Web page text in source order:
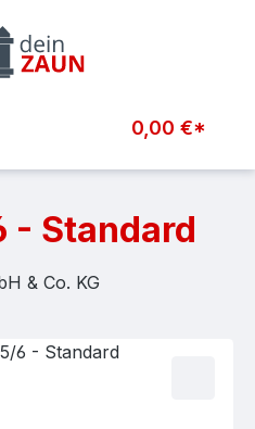
0,00 €*
- Standard
& Co. KG